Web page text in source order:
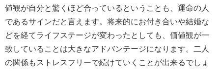
値観が自分と驚くほど合っているということも、運命の人
であるサインだと言えます。将来的にお付き合いや結婚な
どを経てライフステージが変わったとしても、価値観が一
致していることは大きなアドバンテージになります。二人
の関係もストレスフリーで続けていくことが出来るでしょ